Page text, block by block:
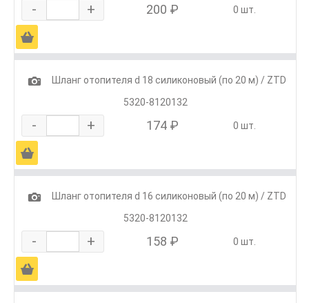
- + 200 ₽ 0 шт.
Ä
1
Шланг отопителя d 18 силиконовый (по 20 м) / ZTD
5320-8120132
- + 174 ₽ 0 шт.
Ä
1
Шланг отопителя d 16 силиконовый (по 20 м) / ZTD
5320-8120132
- + 158 ₽ 0 шт.
Ä